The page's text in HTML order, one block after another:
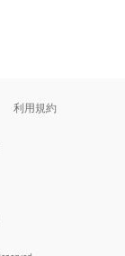
利用規約